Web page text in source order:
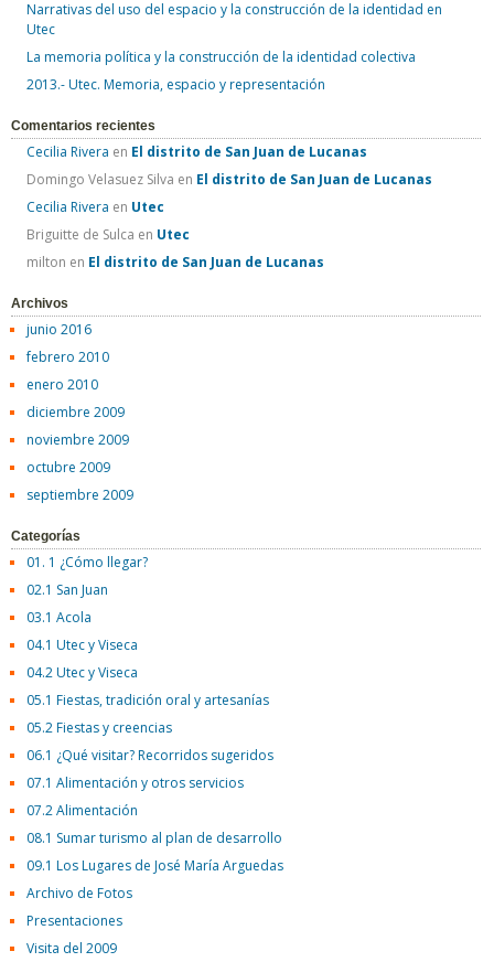
Narrativas del uso del espacio y la construcción de la identidad en
Utec
La memoria política y la construcción de la identidad colectiva
2013.- Utec. Memoria, espacio y representación
Comentarios recientes
Cecilia Rivera en El distrito de San Juan de Lucanas
Domingo Velasuez Silva en El distrito de San Juan de Lucanas
Cecilia Rivera en Utec
Briguitte de Sulca en Utec
milton en El distrito de San Juan de Lucanas
Archivos
junio 2016
febrero 2010
enero 2010
diciembre 2009
noviembre 2009
octubre 2009
septiembre 2009
Categorías
01. 1 ¿Cómo llegar?
02.1 San Juan
03.1 Acola
04.1 Utec y Viseca
04.2 Utec y Viseca
05.1 Fiestas, tradición oral y artesanías
05.2 Fiestas y creencias
06.1 ¿Qué visitar? Recorridos sugeridos
07.1 Alimentación y otros servicios
07.2 Alimentación
08.1 Sumar turismo al plan de desarrollo
09.1 Los Lugares de José María Arguedas
Archivo de Fotos
Presentaciones
Visita del 2009